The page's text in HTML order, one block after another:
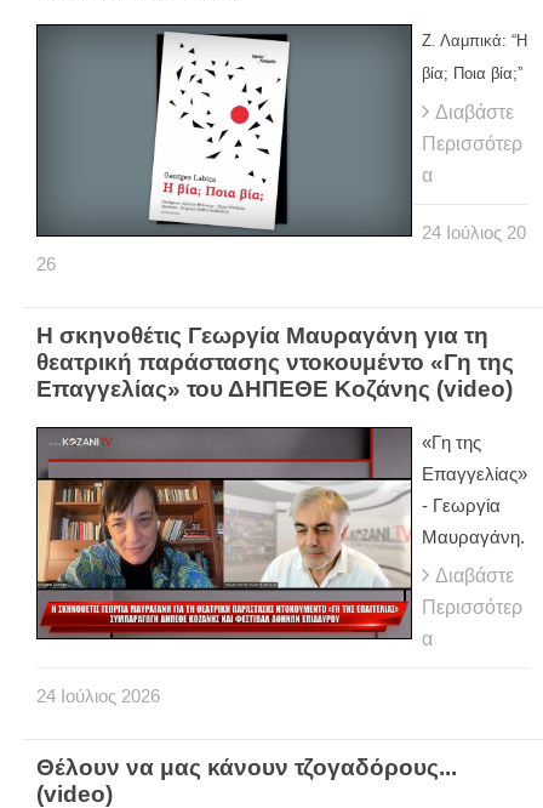
Ζ. Λαμπικά: “Η
βία; Ποια βία;”
Διαβάστε
Περισσότερ
α
24 Ιούλιος 20
26
Η σκηνοθέτις Γεωργία Μαυραγάνη για τη
θεατρική παράστασης ντοκουμέντο «Γη της
Επαγγελίας» του ΔΗΠΕΘΕ Κοζάνης (video)
«Γη της
Επαγγελίας»
- Γεωργία
Μαυραγάνη.
Διαβάστε
Περισσότερ
α
24 Ιούλιος 2026
Θέλουν να μας κάνουν τζογαδόρους...
(video)